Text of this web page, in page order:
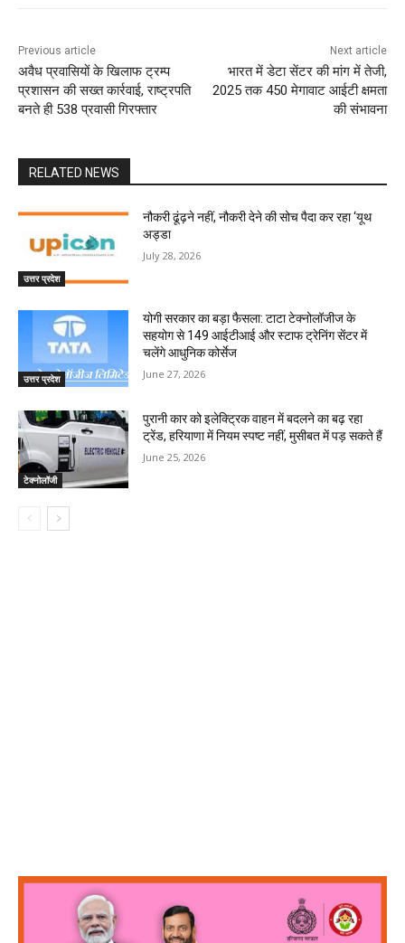
Previous article
अवैध प्रवासियों के खिलाफ ट्रम्प
प्रशासन की सख्त कार्रवाई, राष्ट्रपति
बनते ही 538 प्रवासी गिरफ्तार
Next article
भारत में डेटा सेंटर की मांग में तेजी,
2025 तक 450 मेगावाट आईटी क्षमता
की संभावना
RELATED NEWS
उत्तर प्रदेश
नौकरी ढूंढ़ने नहीं, नौकरी देने की सोच पैदा कर रहा ‘यूथ
अड्डा
July 28, 2026
उत्तर प्रदेश
योगी सरकार का बड़ा फैसला: टाटा टेक्नोलॉजीज के
सहयोग से 149 आईटीआई और स्टाफ ट्रेनिंग सेंटर में
चलेंगे आधुनिक कोर्सेज
June 27, 2026
टेक्नोलॉजी
पुरानी कार को इलेक्ट्रिक वाहन में बदलने का बढ़ रहा
ट्रेंड, हरियाणा में नियम स्पष्ट नहीं, मुसीबत में पड़ सकते हैं
June 25, 2026